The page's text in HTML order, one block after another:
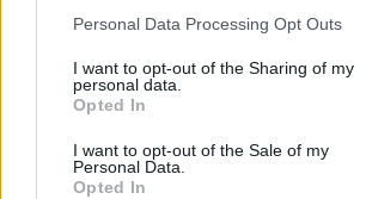
Personal Data Processing Opt Outs
I want to opt-out of the Sharing of my
personal data.
Opted In
I want to opt-out of the Sale of my
Personal Data.
Opted In